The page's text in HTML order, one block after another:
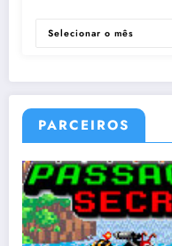
ARQUIVOS
PARCEIROS